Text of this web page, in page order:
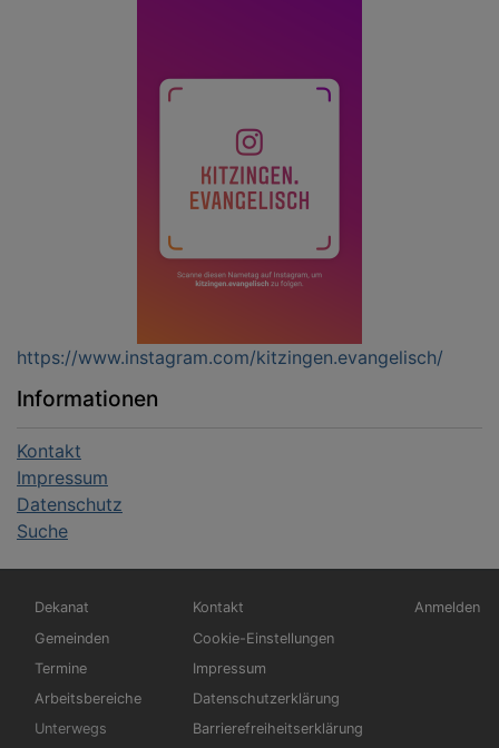
https://www.instagram.com/kitzingen.evangelisch/
Informationen
Kontakt
Impressum
Datenschutz
Suche
Hauptnavigation
Dekanat
Gemeinden
Termine
Arbeitsbereiche
Unterwegs
Fußbereichsmenü
Kontakt
Cookie-Einstellungen
Impressum
Datenschutzerklärung
Barrierefreiheitserklärung
Anmelden